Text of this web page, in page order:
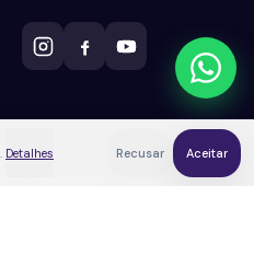
Detalhes Recusar Aceitar